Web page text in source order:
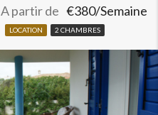
LOCATION 2 CHAMBRES
A partir de €380/Semaine